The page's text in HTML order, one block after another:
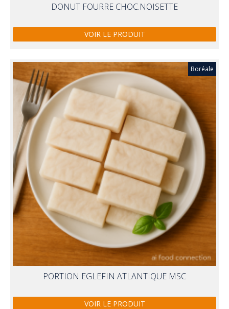
DONUT FOURRE CHOC.NOISETTE
VOIR LE PRODUIT
Boréale
PORTION EGLEFIN ATLANTIQUE MSC
VOIR LE PRODUIT